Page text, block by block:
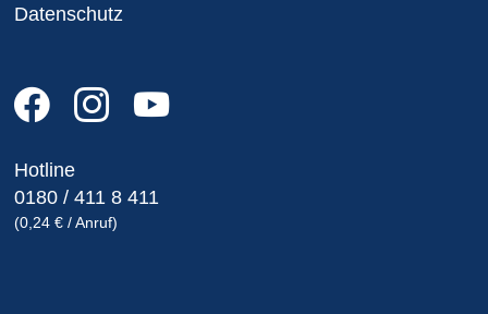
Datenschutz
Hotline
0180 / 411 8 411
(0,24 € / Anruf)